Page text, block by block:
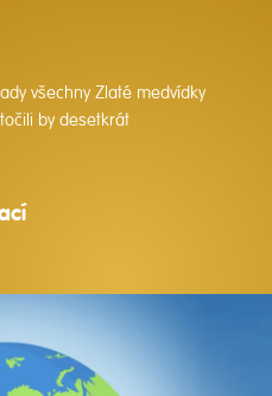
všechny Zlaté medvídky
by desetkrát